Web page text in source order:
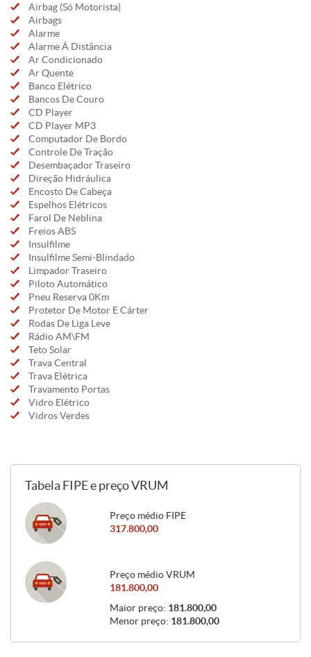
Airbag (Só Motorista)
Airbags
Alarme
Alarme Á Distância
Ar Condicionado
Ar Quente
Banco Elétrico
Bancos De Couro
CD Player
CD Player MP3
Computador De Bordo
Controle De Tração
Desembaçador Traseiro
Direção Hidráulica
Encosto De Cabeça
Espelhos Elétricos
Farol De Neblina
Freios ABS
Insulfilme
Insulfilme Semi-Blindado
Limpador Traseiro
Piloto Automático
Pneu Reserva 0Km
Protetor De Motor E Cárter
Rodas De Liga Leve
Rádio AM\FM
Teto Solar
Trava Central
Trava Elétrica
Travamento Portas
Vidro Elétrico
Vidros Verdes
Tabela FIPE e preço VRUM
Preço médio FIPE
317.800,00
Preço médio VRUM
181.800,00
Maior preço: 181.800,00
Menor preço: 181.800,00